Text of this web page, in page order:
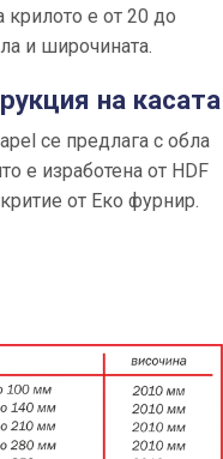
крилото е от 20 до
и широчината.
на касата
се предлага с обла
е изработена от HDF
от Еко фурнир.